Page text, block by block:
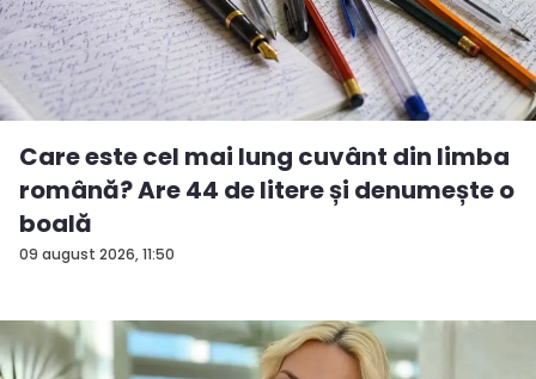
09 august 2026, 11:50
Care este cel mai lung cuvânt din limba
română? Are 44 de litere și denumește o
boală